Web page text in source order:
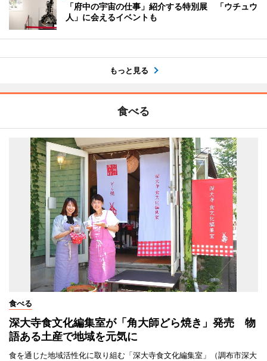
「府中の宇宙の仕事」紹介する特別展 「ウチュウ
人」に会えるイベントも
もっと見る
食べる
食べる
深大寺食文化編集室が「角大師どら焼き」発売 物
語ある土産で地域を元気に
食を通じた地域活性化に取り組む「深大寺食文化編集室」（調布市深大